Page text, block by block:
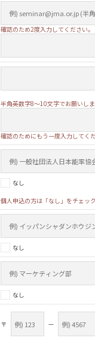
確認のため2度入力してください。
半角英数字8～10文字でお願いしま
確認のためにもう一度入力してくだ
なし
個人申込の方は「なし」をチェッ
なし
なし
〒 —